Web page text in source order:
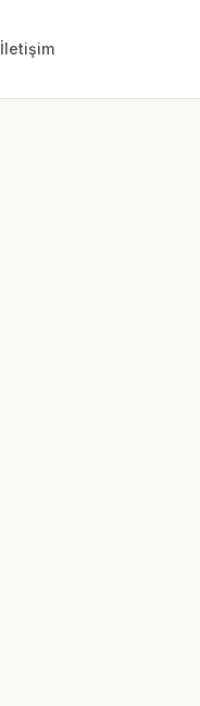
İletişim